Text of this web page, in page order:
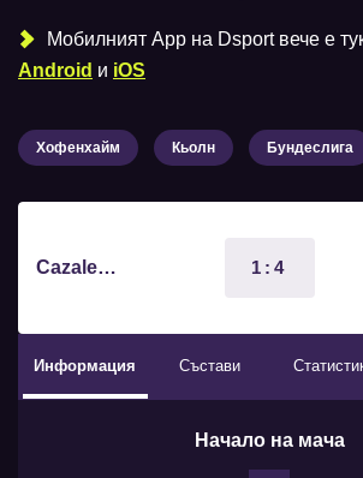
Мобилният Аpp на Dsport вече е
Android и iOS
Хофенхайм Кьолн Бундеслига
Cazalegas 1:4
Информация Състави
Начало на мача